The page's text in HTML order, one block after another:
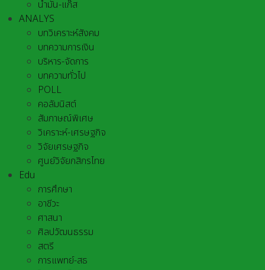
น้ำมัน-แก๊ส
ANALYS
บทวิเคราะห์สังคม
บทความการเงิน
บริหาร-จัดการ
บทความทั่วไป
POLL
คอลัมนิสต์
สัมภาษณ์พิเศษ
วิเคราะห์-เศรษฐกิจ
วิจัยเศรษฐกิจ
ศูนย์วิจัยกสิกรไทย
Edu
การศึกษา
อาชีวะ
ศาสนา
ศิลปวัฒนธรรม
สตรี
การแพทย์-สธ